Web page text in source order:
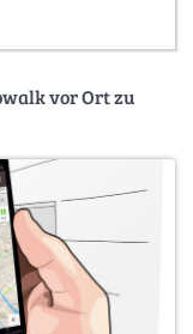
vor Ort zu